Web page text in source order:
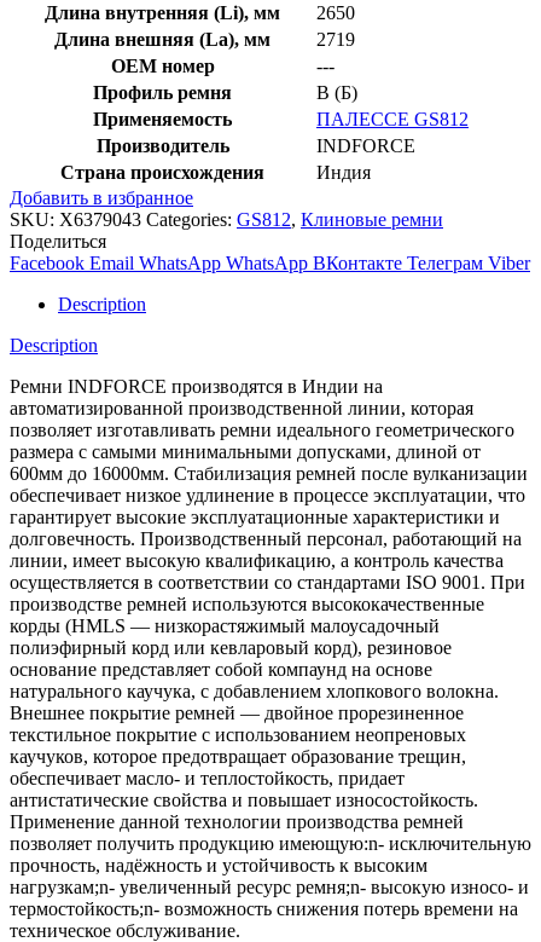
Длина внутренняя (Li), мм
2650
Длина внешняя (La), мм
2719
OEM номер
---
Профиль ремня
B (Б)
Применяемость
ПАЛЕССЕ GS812
Производитель
INDFORCE
Страна происхождения
Индия
Добавить в избранное
SKU: X6379043 Categories: GS812, Клиновые ремни
Поделиться
Facebook Email WhatsApp WhatsApp ВКонтакте Телеграм Viber
Description
Description
Ремни INDFORCE производятся в Индии на
автоматизированной производственной линии, которая
позволяет изготавливать ремни идеального геометрического
размера с самыми минимальными допусками, длиной от
600мм до 16000мм. Стабилизация ремней после вулканизации
обеспечивает низкое удлинение в процессе эксплуатации, что
гарантирует высокие эксплуатационные характеристики и
долговечность. Производственный персонал, работающий на
линии, имеет высокую квалификацию, а контроль качества
осуществляется в соответствии со стандартами ISO 9001. При
производстве ремней используются высококачественные
корды (HMLS — низкорастяжимый малоусадочный
полиэфирный корд или кевларовый корд), резиновое
основание представляет собой компаунд на основе
натурального каучука, с добавлением хлопкового волокна.
Внешнее покрытие ремней — двойное прорезиненное
текстильное покрытие с использованием неопреновых
каучуков, которое предотвращает образование трещин,
обеспечивает масло- и теплостойкость, придает
антистатические свойства и повышает износостойкость.
Применение данной технологии производства ремней
позволяет получить продукцию имеющую:n- исключительную
прочность, надёжность и устойчивость к высоким
нагрузкам;n- увеличенный ресурс ремня;n- высокую износо- и
термостойкость;n- возможность снижения потерь времени на
техническое обслуживание.